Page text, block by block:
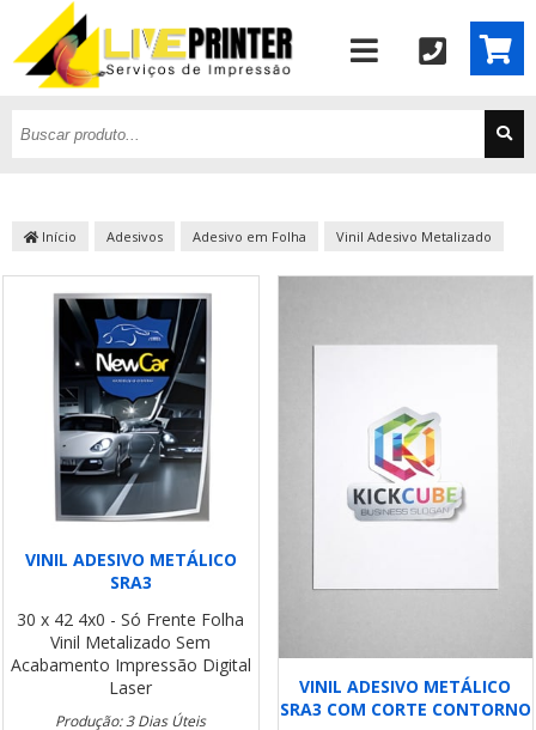
Início Adesivos Adesivo em Folha Vinil Adesivo Metalizado
VINIL ADESIVO METÁLICO
SRA3
30 x 42 4x0 - Só Frente Folha
Vinil Metalizado Sem
Acabamento Impressão Digital
Laser
Produção: 3 Dias Úteis
VINIL ADESIVO METÁLICO
SRA3 COM CORTE CONTORNO